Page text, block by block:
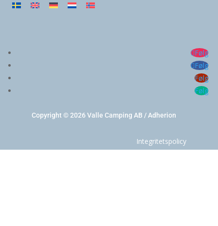
Følg
Følg
Følg
Følg
Copyright © 2026 Valle Camping AB / Adherion
Integritetspolicy